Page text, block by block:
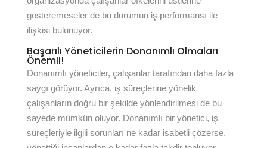
gösteremeseler de bu durumun iş performansı ile
ilişkisi bulunuyor.
Başarılı Yöneticilerin Donanımlı Olmaları
Önemli!
Donanımlı yöneticiler, çalışanlar tarafından daha fazla
saygı görüyor. Ayrıca, iş süreçlerine yönelik
çalışanların doğru bir şekilde yönlendirilmesi de bu
sayede mümkün oluyor. Donanımlı bir yönetici, iş
süreçleriyle ilgili sorunları ne kadar isabetli çözerse,